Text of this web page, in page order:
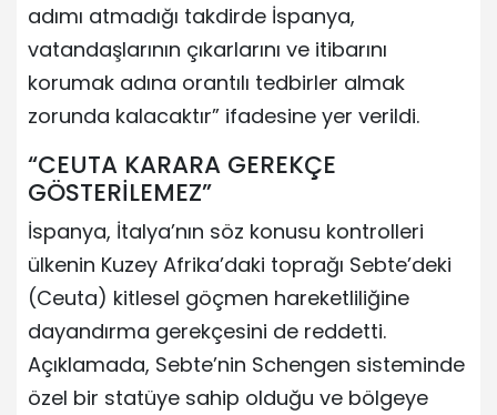
adımı atmadığı takdirde İspanya,
vatandaşlarının çıkarlarını ve itibarını
korumak adına orantılı tedbirler almak
zorunda kalacaktır” ifadesine yer verildi.
“CEUTA KARARA GEREKÇE
GÖSTERİLEMEZ”
İspanya, İtalya’nın söz konusu kontrolleri
ülkenin Kuzey Afrika’daki toprağı Sebte’deki
(Ceuta) kitlesel göçmen hareketliliğine
dayandırma gerekçesini de reddetti.
Açıklamada, Sebte’nin Schengen sisteminde
özel bir statüye sahip olduğu ve bölgeye